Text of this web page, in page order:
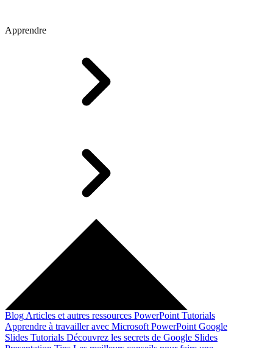
Apprendre
Blog Articles et autres ressources PowerPoint Tutorials
Apprendre à travailler avec Microsoft PowerPoint Google
Slides Tutorials Découvrez les secrets de Google Slides